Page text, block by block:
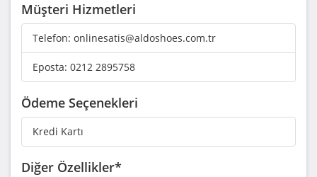
Müşteri Hizmetleri
Telefon: onlinesatis@aldoshoes.com.tr
Eposta: 0212 2895758
Ödeme Seçenekleri
Kredi Kartı
Diğer Özellikler*